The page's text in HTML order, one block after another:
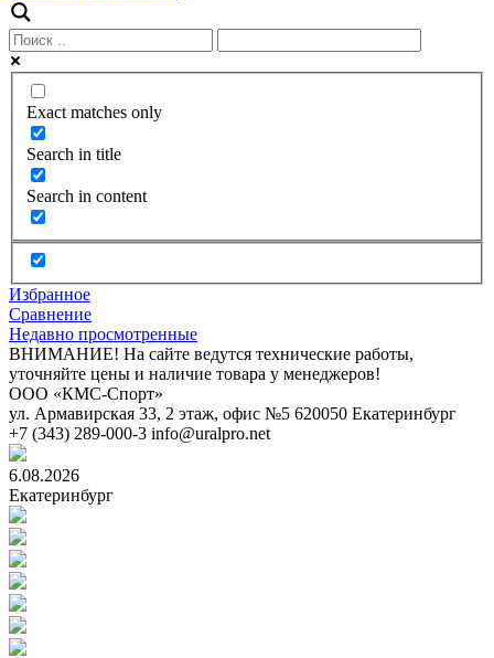
Exact matches only
Search in title
Search in content
Избранное
Сравнение
Недавно просмотренные
ВНИМАНИЕ! На сайте ведутся технические работы,
уточняйте цены и наличие товара у менеджеров!
ООО «КМС-Спорт»
ул. Армавирская 33, 2 этаж, офис №5 620050 Екатеринбург
+7 (343) 289-000-3 info@uralpro.net
6.08.2026
Екатеринбург